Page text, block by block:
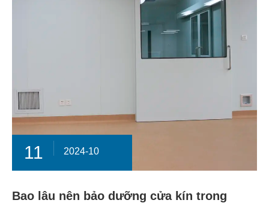
11 2024-10
Bao lâu nên bảo dưỡng cửa kín trong